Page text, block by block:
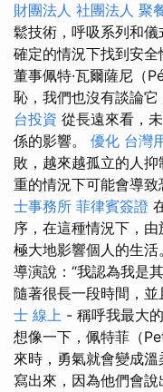
財團法人 社團法人 聚
鬆技術，呼吸系列和
確定的情況下找到安全
董事佩特·瓦爾薩尼（
恥，我們也沒有談論它
台投資 從長遠來看，
係的影響。 優化 台灣
敗，越來越孤立的人
重的情況下可能會導致
士事務所 菲律賓簽證
序，在這種情況下，
極大地影響個人的生
導演說：“我認為我是
隨著很長一段時間，
士 線上 - 稱呼我最大
想像一下，佩特菲（
來時，勇氣就會變成溫
寫出來，因為他們會說